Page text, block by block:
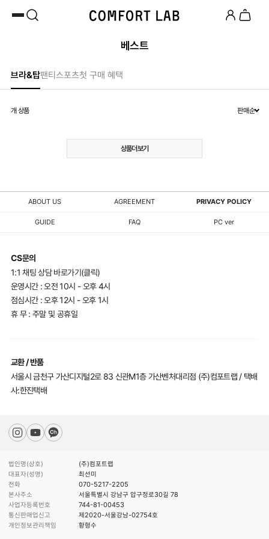
카카오채널 추가하고 10,000원 쿠폰 받기
베스트
브라&탑팬티스포츠첫 구매 혜택
개 상품 판매순
상품더보기
ABOUT US AGREEMENT PRIVACY POLICY
GUIDE FAQ PC ver
CS문의
1:1 채팅 상담 바로가기(클릭)
운영시간 : 오전 10시 - 오후 4시
점심시간 : 오후 12시 - 오후 1시
휴 무 : 주말 및 공휴일
교환 / 반품
서울시 금천구 가산디지털2로 83 신관M1층 가산벤처대리점 (주)컴포트랩 / 택배
사:한진택배
법인명(상호)
(주)컴포트랩
대표자(성명)
최선미
전화
070-5217-2205
본사주소
서울특별시 강남구 압구정로30길 78
사업자등록번호
744-81-00453
통신판매업신고
제2020-서울강남-02754호
개인정보관리책임
황형수